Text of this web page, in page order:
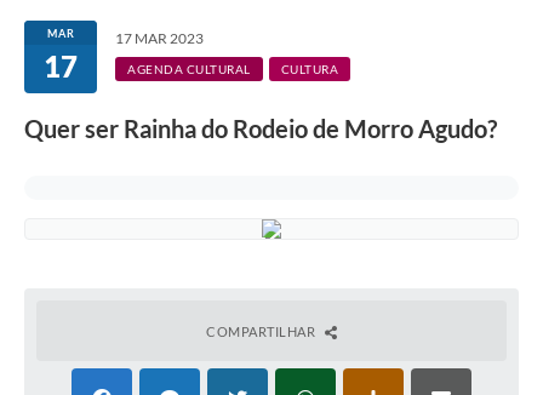
MAR
17
17 MAR 2023
AGENDA CULTURAL CULTURA
Quer ser Rainha do Rodeio de Morro Agudo?
COMPARTILHAR